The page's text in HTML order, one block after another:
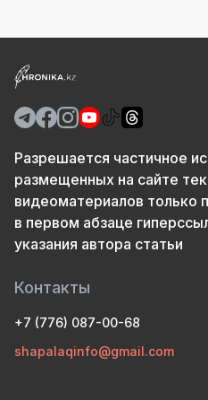
Разрешается частичное
размещенных на сайте
видеоматериалов только
в первом абзаце
указания автора статьи
Контакты
+7 (776) 087-00-68
shapalaqinfo@gmail.com